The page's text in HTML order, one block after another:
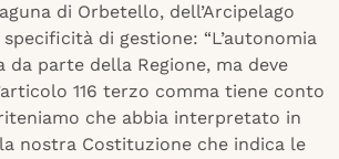
di Orbetello, dell’Arcipelago
di gestione: “L’autonomia
parte della Regione, ma deve
116 terzo comma tiene conto
che abbia interpretato in
nostra Costituzione che indica le